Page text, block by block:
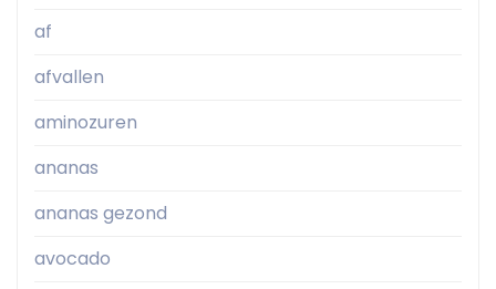
af
afvallen
aminozuren
ananas
ananas gezond
avocado